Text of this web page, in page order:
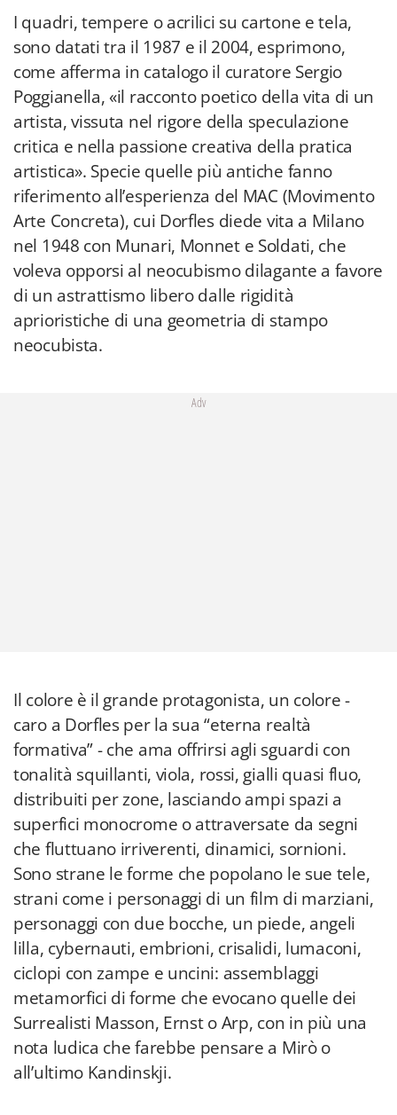
I quadri, tempere o acrilici su cartone e tela,
sono datati tra il 1987 e il 2004, esprimono,
come afferma in catalogo il curatore Sergio
Poggianella, «il racconto poetico della vita di un
artista, vissuta nel rigore della speculazione
critica e nella passione creativa della pratica
artistica». Specie quelle più antiche fanno
riferimento all’esperienza del MAC (Movimento
Arte Concreta), cui Dorfles diede vita a Milano
nel 1948 con Munari, Monnet e Soldati, che
voleva opporsi al neocubismo dilagante a favore
di un astrattismo libero dalle rigidità
aprioristiche di una geometria di stampo
neocubista.
Adv
Il colore è il grande protagonista, un colore -
caro a Dorfles per la sua “eterna realtà
formativa” - che ama offrirsi agli sguardi con
tonalità squillanti, viola, rossi, gialli quasi fluo,
distribuiti per zone, lasciando ampi spazi a
superfici monocrome o attraversate da segni
che fluttuano irriverenti, dinamici, sornioni.
Sono strane le forme che popolano le sue tele,
strani come i personaggi di un film di marziani,
personaggi con due bocche, un piede, angeli
lilla, cybernauti, embrioni, crisalidi, lumaconi,
ciclopi con zampe e uncini: assemblaggi
metamorfici di forme che evocano quelle dei
Surrealisti Masson, Ernst o Arp, con in più una
nota ludica che farebbe pensare a Mirò o
all’ultimo Kandinskji.